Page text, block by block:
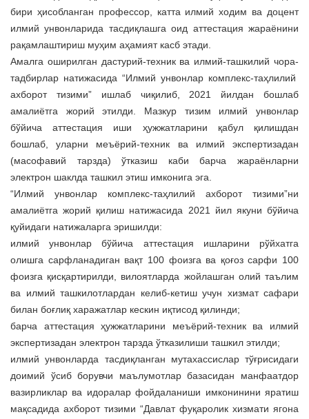
g
a
t
i
o
n
бири ҳисобланган профессор, катта илмий ходим ва доцент
илмий унвонларида тасдиқлашга оид аттестация жараёнини
рақамлаштириш муҳим аҳамият касб этади.
Амалга оширилган дастурий-техник ва илмий-ташкилий чора-
тадбирлар натижасида “Илмий унвонлар комплекс-таҳлилий
ахборот тизими” ишлаб чиқилиб, 2021 йилдан бошлаб
амалиётга жорий этилди. Мазкур тизим илмий унвонлар
бўйича аттестация иши ҳужжатларини қабул қилишдан
бошлаб, уларни меъёрий-техник ва илмий экспертизадан
(масофавий тарзда) ўтказиш каби барча жараёнларни
электрон шаклда ташкил этиш имконига эга.
“Илмий унвонлар комплекс-таҳлилий ахборот тизими”ни
амалиётга жорий қилиш натижасида 2021 йил якуни бўйича
қуйидаги натижаларга эришилди:
илмий унвонлар бўйича аттестация ишларини рўйхатга
олишга сарфланадиган вақт 100 фоизга ва қоғоз сарфи 100
фоизга қисқартирилди, вилоятларда жойлашган олий таълим
ва илмий ташкилотлардан келиб-кетиш учун хизмат сафари
билан боғлиқ харажатлар кескин иқтисод қилинди;
барча аттестация ҳужжатларини меъёрий-техник ва илмий
экспертизадан электрон тарзда ўтказилиши ташкил этилди;
илмий унвонларда тасдиқланган мутахассислар тўғрисидаги
доимий ўсиб борувчи маълумотлар базасидан манфаатдор
вазирликлар ва идоралар фойдаланиши имконинини яратиш
мақсадида ахборот тизими “Давлат фуқаролик хизмати ягона